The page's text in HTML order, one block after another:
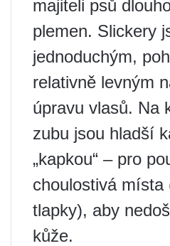
majiteli psů
plemen. Slickery
jednoduchým,
relativně levným
úpravu vlasů. Na
zubu jsou hladší
„kapkou“ – pro
choulostivá místa
tlapky), aby
kůže.